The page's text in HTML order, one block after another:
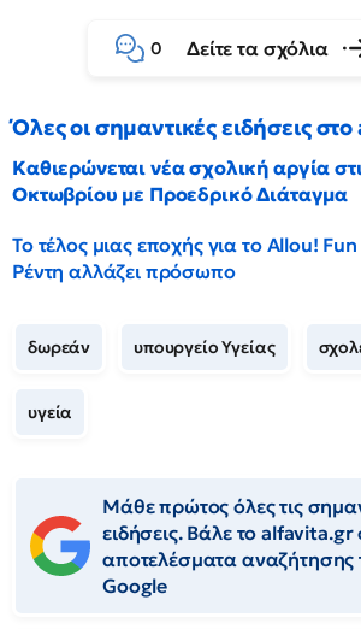
0 Δείτε τα σχόλια
Όλες οι σημαντικές ειδήσεις
Καθιερώνεται νέα σχολική αργία
Οκτωβρίου με Προεδρικό Διάταγμα
Το τέλος μιας εποχής για το Allou!
Ρέντη αλλάζει πρόσωπο
δωρεάν υπουργείο Υγείας
υγεία
Μάθε πρώτος όλες τις
ειδήσεις. Βάλε το alfavita.gr
αποτελέσματα αναζήτησης
Google